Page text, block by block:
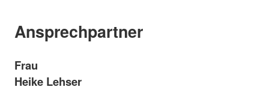
Ansprechpartner
Frau
Heike Lehser